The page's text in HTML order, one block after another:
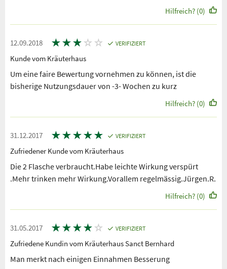
Hilfreich? (0)
12.09.2018 ★★★ ☆ ☆ VERIFIZIERT
Kunde vom Kräuterhaus
Um eine faire Bewertung vornehmen zu können, ist die
bisherige Nutzungsdauer von -3- Wochen zu kurz
Hilfreich? (0)
31.12.2017 ★★★★★ VERIFIZIERT
Zufriedener Kunde vom Kräuterhaus
Die 2 Flasche verbraucht.Habe leichte Wirkung verspürt
.Mehr trinken mehr Wirkung.Vorallem regelmässig.Jürgen.R.
Hilfreich? (0)
31.05.2017 ★★★★ ☆ VERIFIZIERT
Zufriedene Kundin vom Kräuterhaus Sanct Bernhard
Man merkt nach einigen Einnahmen Besserung